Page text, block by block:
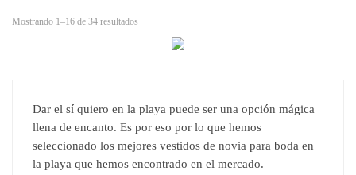
Mostrando 1–16 de 34 resultados
Dar el sí quiero en la playa puede ser una opción mágica
llena de encanto. Es por eso por lo que hemos
seleccionado los mejores vestidos de novia para boda en
la playa que hemos encontrado en el mercado.